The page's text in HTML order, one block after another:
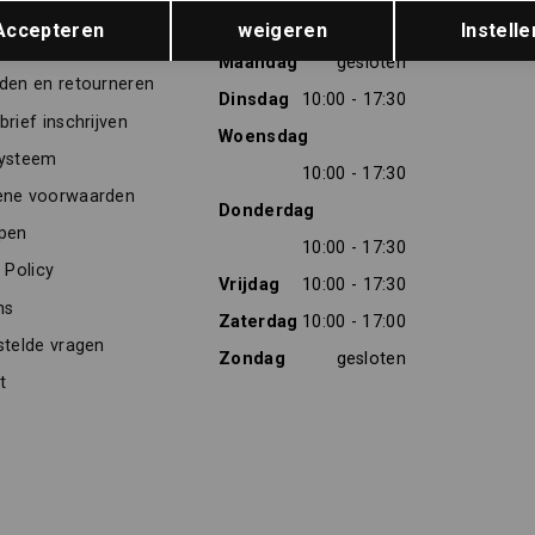
en retourneren
inschrijven
voorwaarden
Policy
vragen
OPENINGSTIJDEN
Maandag
gesloten
Dinsdag
10:00 - 17:30
Woensdag
10:00 - 17:30
Donderdag
10:00 - 17:30
Vrijdag
10:00 - 17:30
Zaterdag 10:00 - 17:00
Zondag
gesloten
Terug
Opslaan
weigeren